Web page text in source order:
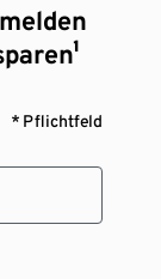
* Pflichtfeld